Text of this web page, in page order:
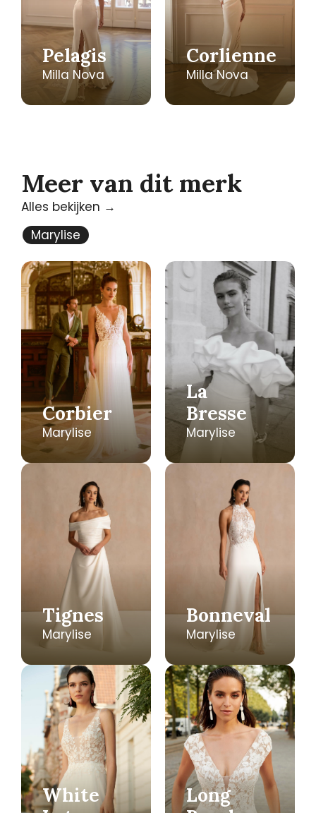
Pelagis
Milla Nova
Corlienne
Milla Nova
Meer van dit merk
Alles bekijken →
Marylise
Corbier
Marylise
La
Bresse
Marylise
Tignes
Marylise
Bonneval
Marylise
White
Long